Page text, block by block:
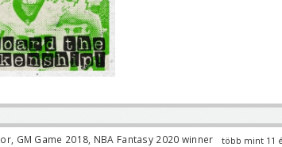
több mint 11
GM Game 2018, NBA Fantasy 2020 winner